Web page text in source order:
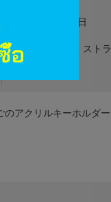
2020年11月11日
キーホルダー・スト
アクリルキーホルダ